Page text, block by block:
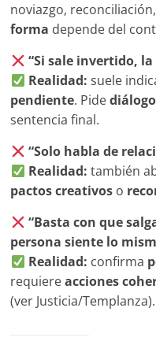
noviazgo,
forma depende del
“Si sale invertido,
Realidad: suele
pendiente. Pidediálogo
sentencia final.
“Solo habla de
Realidad: también
pactos creativos o
“Basta con que
persona siente lo
Realidad: confirma
requiereacciones
(ver Justicia/Templanza).